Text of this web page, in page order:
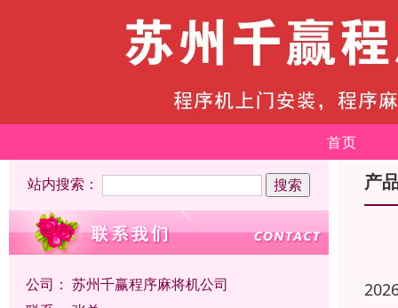
首页
站内搜索：
公司： 苏州千赢程序麻将机公司
产